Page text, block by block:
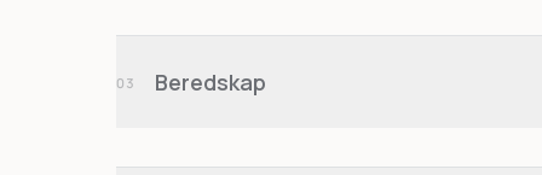
03 Beredskap